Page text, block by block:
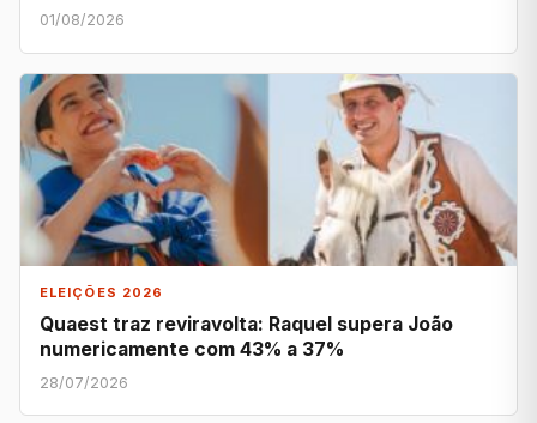
01/08/2026
ELEIÇÕES 2026
Quaest traz reviravolta: Raquel supera João
numericamente com 43% a 37%
28/07/2026